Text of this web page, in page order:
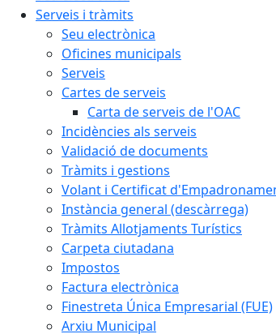
Serveis i tràmits
Seu electrònica
Oficines municipals
Serveis
Cartes de serveis
Carta de serveis de l'OAC
Incidències als serveis
Validació de documents
Tràmits i gestions
Volant i Certificat
Instància general (descàrrega)
Tràmits Allotjaments Turístics
Carpeta ciutadana
Impostos
Factura electrònica
Finestreta Única Empresarial (FUE)
Arxiu Municipal